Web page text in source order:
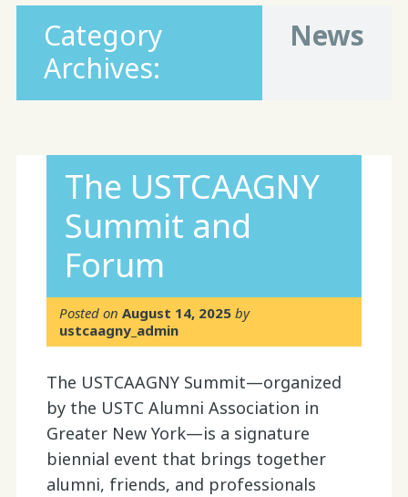
Category
Archives:
News
The USTCAAGNY
Summit and
Forum
Posted onAugust 14, 2025 by
ustcaagny_admin
The USTCAAGNY Summit—organized
by the USTC Alumni Association in
Greater New York—is a signature
biennial event that brings together
alumni, friends, and professionals